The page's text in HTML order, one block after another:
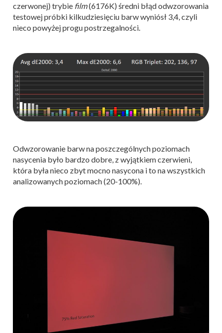
czerwonej) trybie film(6176K) średni błąd odwzorowania
testowej próbki kilkudziesięciu barw wyniósł 3,4, czyli
nieco powyżej progu postrzegalności.
Odwzorowanie barw na poszczególnych poziomach
nasycenia było bardzo dobre, z wyjątkiem czerwieni,
która była nieco zbyt mocno nasycona i to na wszystkich
analizowanych poziomach (20-100%).